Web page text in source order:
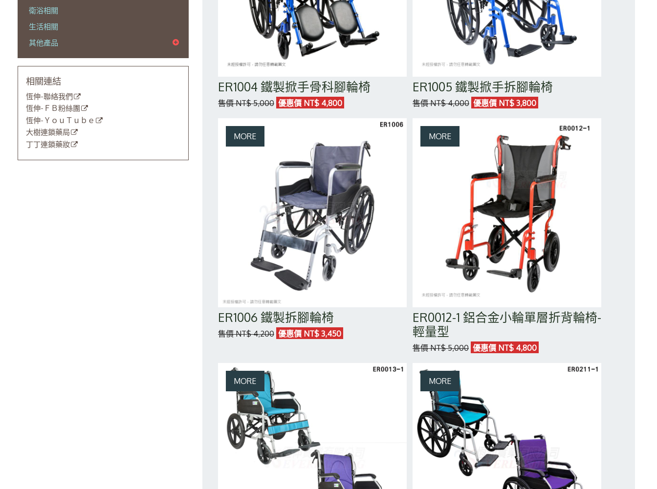
衛浴相關
生活相關
其他產品
相關連結
恆伸-聯絡我們
恆伸-ＦＢ粉絲團
恆伸-ＹｏｕＴｕｂｅ
大樹連鎖藥局
丁丁連鎖藥妝
ER1004 鐵製掀手骨科腳輪椅
售價 NT$ 5,000 優惠價 NT$ 4,800
ER1005 鐵製掀手拆腳輪椅
售價 NT$ 4,000 優惠價 NT$ 3,800
ER1006 鐵製拆腳輪椅
售價 NT$ 4,200 優惠價 NT$ 3,450
ER0012-1 鋁合金小輪單層折背輪椅-
輕量型
售價 NT$ 5,000 優惠價 NT$ 4,800